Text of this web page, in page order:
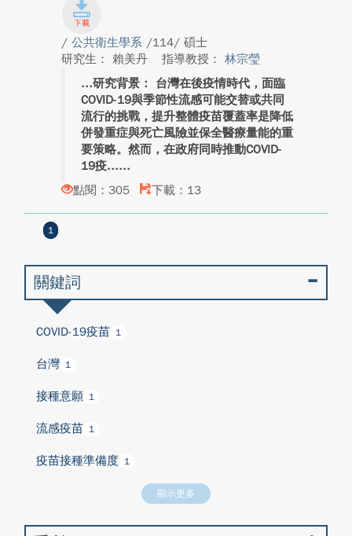
/ 公共衛生學系 /114/ 碩士
研究生： 賴美丹
指導教授： 林宗瑩
研究背景： 台灣在後疫情時代，面臨
COVID-19與季節性流感可能交替或共同
流行的挑戰，提升整體疫苗覆蓋率是降低
併發重症與死亡風險並保全醫療量能的重
要策略。然而，在政府同時推動COVID-
19疫...
點閱：305
下載：13
1
關鍵詞
COVID-19疫苗 1
台灣 1
接種意願 1
流感疫苗 1
疫苗接種準備度 1
顯示更多